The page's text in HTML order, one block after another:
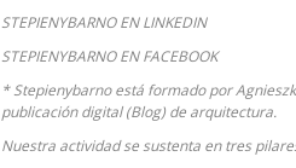
STEPIENYBARNO EN LINKEDIN
STEPIENYBARNO EN FACEBOOK
*Stepienybarnoestá formado por
publicación digital (Blog) de arquitectura.
Nuestra actividad se sustenta en tres